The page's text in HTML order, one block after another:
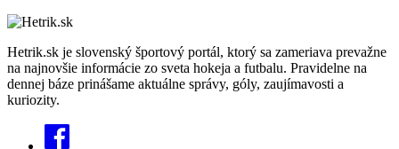
Hetrik.sk je slovenský športový portál, ktorý sa zameriava prevažne
na najnovšie informácie zo sveta hokeja a futbalu. Pravidelne na
dennej báze prinášame aktuálne správy, góly, zaujímavosti a
kuriozity.